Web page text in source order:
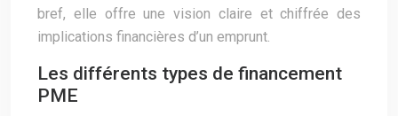
bref, elle offre une vision claire et chiffrée des
implications financières d’un emprunt.
Les différents types de financement
PME